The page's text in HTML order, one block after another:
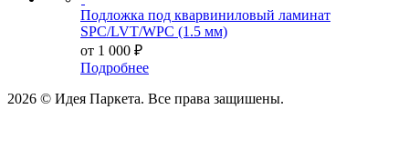
Подложка под кварвиниловый ламинат
SPC/LVT/WPC (1.5 мм)
от 1 000 ₽
Подробнее
2026 © Идея Паркета. Все права защишены.